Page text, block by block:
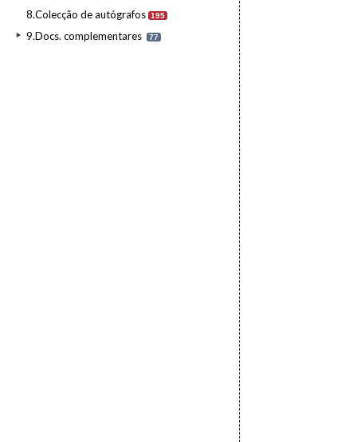
8.Colecção de autógrafos 195
9.Docs. complementares 77